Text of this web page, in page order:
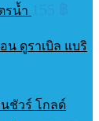
รน้ำ
อน ดูราเบิล แบริ
อนชัวร์ โกลด์